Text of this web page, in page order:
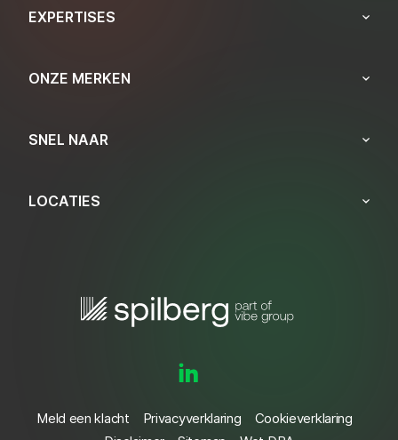
EXPERTISES
ONZE MERKEN
SNEL NAAR
LOCATIES
Meld een klacht Privacyverklaring
Cookieverklaring